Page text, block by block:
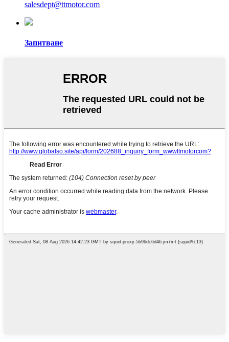
salesdept@ttmotor.com
Запитване